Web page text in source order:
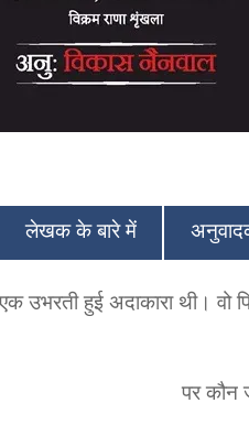
लेखक के बारे में
उभरती हुई अदाकारा थी। वो
पर कौन